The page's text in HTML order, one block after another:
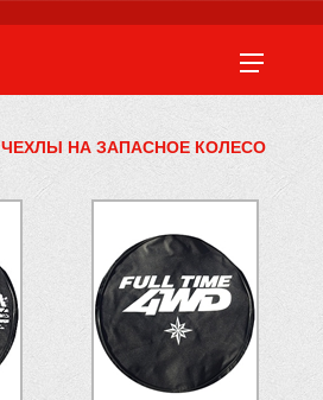
ЧЕХЛЫ НА ЗАПАСНОЕ КОЛЕСО